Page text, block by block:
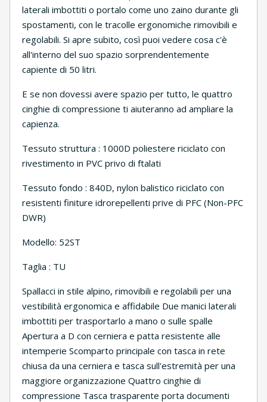
laterali imbottiti o portalo come uno zaino durante gli
spostamenti, con le tracolle ergonomiche rimovibili e
regolabili. Si apre subito, così puoi vedere cosa c'è
all'interno del suo spazio sorprendentemente
capiente di 50 litri.
E se non dovessi avere spazio per tutto, le quattro
cinghie di compressione ti aiuteranno ad ampliare la
capienza.
Tessuto struttura : 1000D poliestere riciclato con
rivestimento in PVC privo di ftalati
Tessuto fondo : 840D, nylon balistico riciclato con
resistenti finiture idrorepellenti prive di PFC (Non-PFC
DWR)
Modello: 52ST
Taglia : TU
Spallacci in stile alpino, rimovibili e regolabili per una
vestibilità ergonomica e affidabile Due manici laterali
imbottiti per trasportarlo a mano o sulle spalle
Apertura a D con cerniera e patta resistente alle
intemperie Scomparto principale con tasca in rete
chiusa da una cerniera e tasca sull'estremità per una
maggiore organizzazione Quattro cinghie di
compressione Tasca trasparente porta documenti